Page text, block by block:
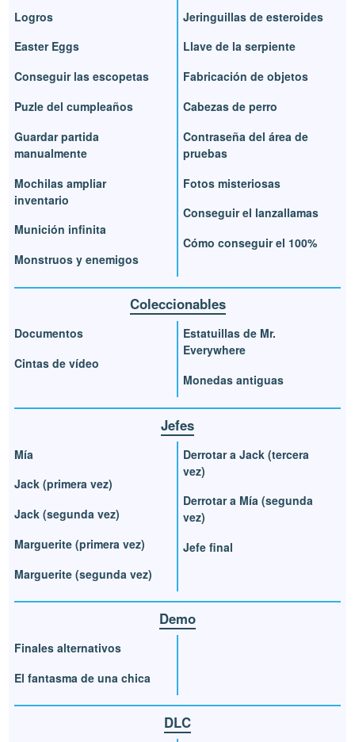
Logros
Easter Eggs
Conseguir las escopetas
Puzle del cumpleaños
Guardar partida
manualmente
Mochilas ampliar
inventario
Munición infinita
Monstruos y enemigos
Jeringuillas de esteroides
Llave de la serpiente
Fabricación de objetos
Cabezas de perro
Contraseña del área de
pruebas
Fotos misteriosas
Conseguir el lanzallamas
Cómo conseguir el 100%
Coleccionables
Documentos
Cintas de vídeo
Estatuillas de Mr.
Everywhere
Monedas antiguas
Jefes
Mía
Jack (primera vez)
Jack (segunda vez)
Marguerite (primera vez)
Marguerite (segunda vez)
Derrotar a Jack (tercera
vez)
Derrotar a Mía (segunda
vez)
Jefe final
Demo
Finales alternativos
El fantasma de una chica
DLC